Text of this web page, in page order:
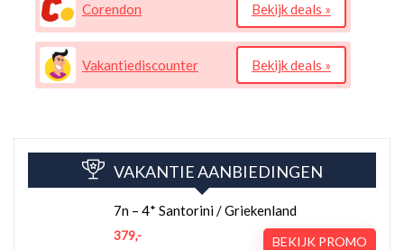
Corendon Bekijk deals »
Vakantiediscounter Bekijk deals »
VAKANTIE AANBIEDINGEN
7n – 4* Santorini / Griekenland
379,- BEKIJK PROMO